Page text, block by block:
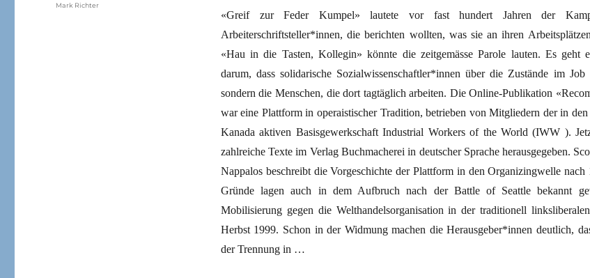
«Greif zur Feder Kumpel» lautete vor fast hundert Jahren der
Arbeiterschriftsteller*innen, die berichten wollten, was sie an ihren
«Hau in die Tasten, Kollegin» könnte die zeitgemässe Parole lauten. Es geht
darum, dass solidarische Sozialwissenschaftler*innen über die Zustände im Job
sondern die Menschen, die dort tagtäglich arbeiten. Die Online-Publikation
war eine Plattform in operaistischer Tradition, betrieben von Mitgliedern der in
Kanada aktiven Basisgewerkschaft Industrial Workers of the World (IWW ).
zahlreiche Texte im Verlag Buchmacherei in deutscher Sprache herausgegeben.
Nappalos beschreibt die Vorgeschichte der Plattform in den Organizingwelle nach
Gründe lagen auch in dem Aufbruch nach der Battle of Seattle bekannt
Mobilisierung gegen die Welthandelsorganisation in der traditionell
Herbst 1999. Schon in der Widmung machen die Herausgeber*innen deutlich,
der Trennung in …
Mark Richter